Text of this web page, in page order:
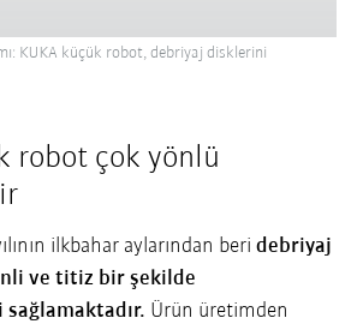
KUKA küçük robot, debriyaj disklerini
robot çok yönlü
ilkbahar aylarından beridebriyaj
ve titiz bir şekilde
Ürün üretimden